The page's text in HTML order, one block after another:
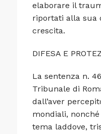
elaborare il
riportati alla sua
crescita.
DIFESA E
La sentenza n.
Tribunale di
dall’aver
mondiali,
tema laddove,